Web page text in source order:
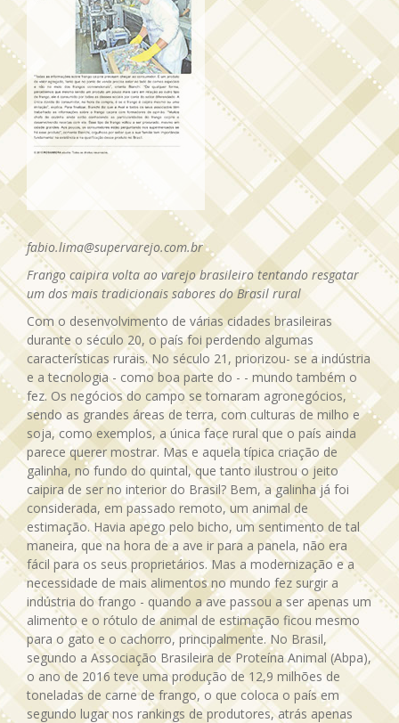
fabio.lima@supervarejo.com.br
Frango caipira volta ao varejo brasileiro tentando resgatar
um dos mais tradicionais sabores do Brasil rural
Com o desenvolvimento de várias cidades brasileiras
durante o século 20, o país foi perdendo algumas
características rurais. No século 21, priorizou- se a indústria
e a tecnologia - como boa parte do - - mundo também o
fez. Os negócios do campo se tornaram agronegócios,
sendo as grandes áreas de terra, com culturas de milho e
soja, como exemplos, a única face rural que o país ainda
parece querer mostrar. Mas e aquela típica criação de
galinha, no fundo do quintal, que tanto ilustrou o jeito
caipira de ser no interior do Brasil? Bem, a galinha já foi
considerada, em passado remoto, um animal de
estimação. Havia apego pelo bicho, um sentimento de tal
maneira, que na hora de a ave ir para a panela, não era
fácil para os seus proprietários. Mas a modernização e a
necessidade de mais alimentos no mundo fez surgir a
indústria do frango - quando a ave passou a ser apenas um
alimento e o rótulo de animal de estimação ficou mesmo
para o gato e o cachorro, principalmente. No Brasil,
segundo a Associação Brasileira de Proteína Animal (Abpa),
o ano de 2016 teve uma produção de 12,9 milhões de
toneladas de carne de frango, o que coloca o país em
segundo lugar nos rankings de produtores, atrás apenas